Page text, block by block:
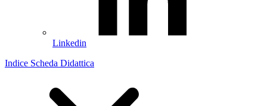
Linkedin
Indice Scheda Didattica